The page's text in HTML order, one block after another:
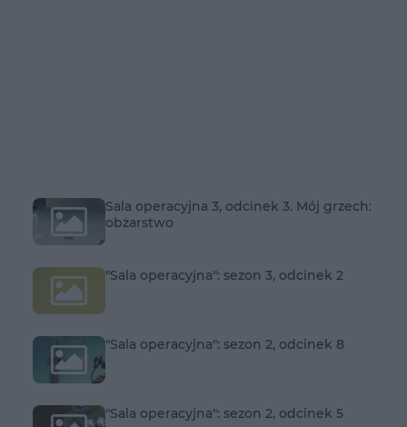
Sala operacyjna 3, odcinek 3. Mój grzech:
obżarstwo
"Sala operacyjna": sezon 3, odcinek 2
"Sala operacyjna": sezon 2, odcinek 8
"Sala operacyjna": sezon 2, odcinek 5